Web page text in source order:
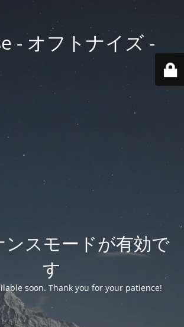
- オフトナイズ -
ンスモードが有効で
す
soon. Thank you for your patience!